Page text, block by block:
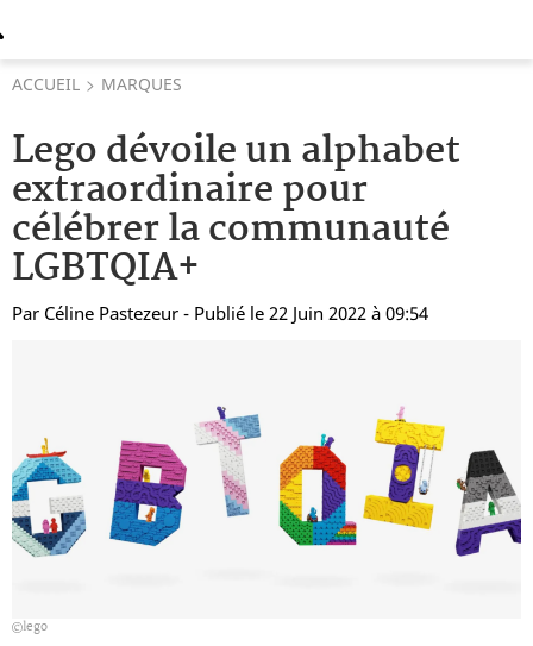
ACCUEIL MARQUES
Lego dévoile un alphabet
extraordinaire pour
célébrer la communauté
LGBTQIA+
Par Céline Pastezeur - Publié le 22 Juin 2022 à 09:54
lego